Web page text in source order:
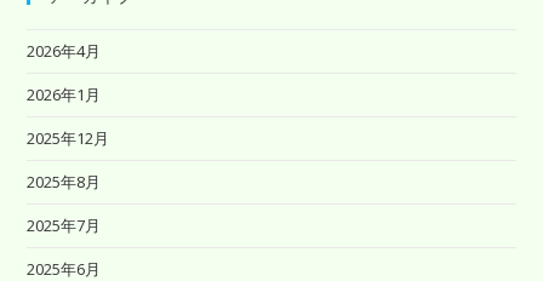
2026年4月
2026年1月
2025年12月
2025年8月
2025年7月
2025年6月